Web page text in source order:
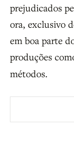
prejudicados
ora, exclusivo
em boa parte
produções
métodos.